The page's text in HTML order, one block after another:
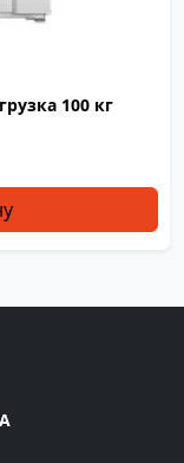
100 кг